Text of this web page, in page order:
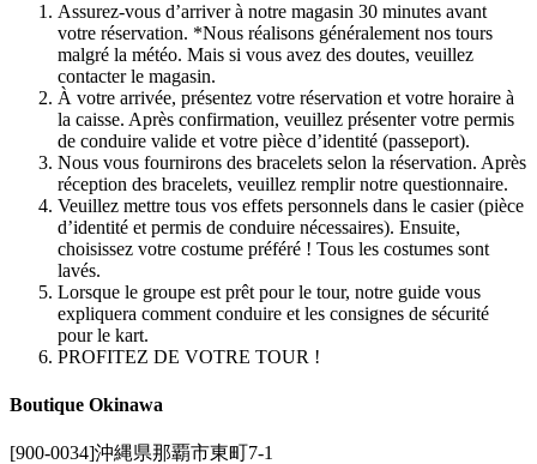
Assurez-vous d’arriver à notre magasin 30 minutes avant
votre réservation. *Nous réalisons généralement nos tours
malgré la météo. Mais si vous avez des doutes, veuillez
contacter le magasin.
À votre arrivée, présentez votre réservation et votre horaire à
la caisse. Après confirmation, veuillez présenter votre permis
de conduire valide et votre pièce d’identité (passeport).
Nous vous fournirons des bracelets selon la réservation. Après
réception des bracelets, veuillez remplir notre questionnaire.
Veuillez mettre tous vos effets personnels dans le casier (pièce
d’identité et permis de conduire nécessaires). Ensuite,
choisissez votre costume préféré ! Tous les costumes sont
lavés.
Lorsque le groupe est prêt pour le tour, notre guide vous
expliquera comment conduire et les consignes de sécurité
pour le kart.
PROFITEZ DE VOTRE TOUR !
Boutique Okinawa
[900-0034]沖縄県那覇市東町7-1